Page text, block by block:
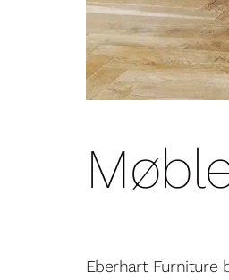
Eberhart Furniture